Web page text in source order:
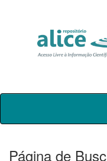
Skip
Página de